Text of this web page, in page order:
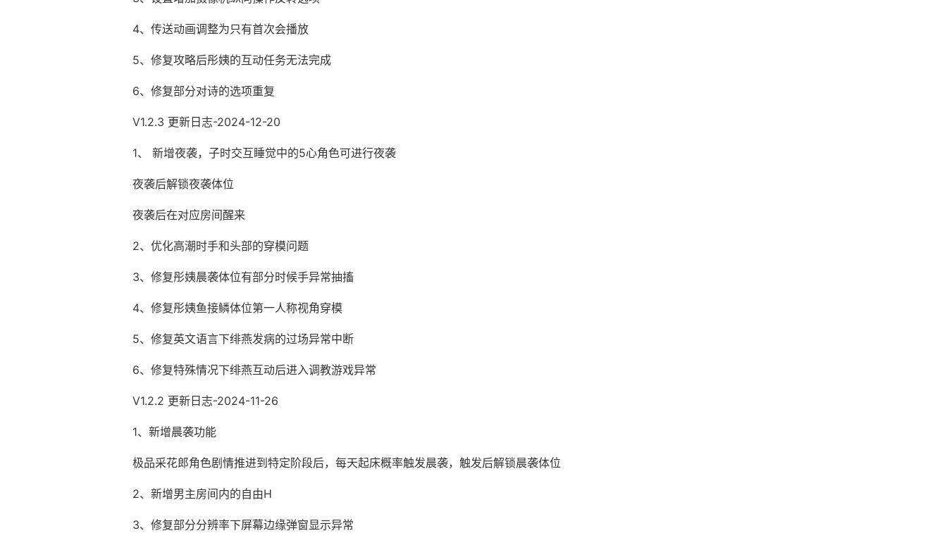
4、传送动画调整为只有首次会播放
5、修复攻略后彤姨的互动任务无法完成
6、修复部分对诗的选项重复
V1.2.3 更新日志-2024-12-20
1、 新增夜袭，子时交互睡觉中的5心角色可进行夜袭
夜袭后解锁夜袭体位
夜袭后在对应房间醒来
2、优化高潮时手和头部的穿模问题
3、修复彤姨晨袭体位有部分时候手异常抽搐
4、修复彤姨鱼接鳞体位第一人称视角穿模
5、修复英文语言下绯燕发病的过场异常中断
6、修复特殊情况下绯燕互动后进入调教游戏异常
V1.2.2 更新日志-2024-11-26
1、新增晨袭功能
极品采花郎角色剧情推进到特定阶段后，每天起床概率触发晨袭，触发后解锁晨袭体位
2、新增男主房间内的自由H
3、修复部分分辨率下屏幕边缘弹窗显示异常